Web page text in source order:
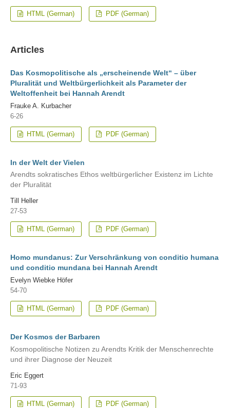
HTML (German) PDF (German)
Articles
Das Kosmopolitische als „erscheinende Welt“ – über
Pluralität und Weltbürgerlichkeit als Parameter der
Weltoffenheit bei Hannah Arendt
Frauke A. Kurbacher
6-26
HTML (German) PDF (German)
In der Welt der Vielen
Arendts sokratisches Ethos weltbürgerlicher Existenz im Lichte
der Pluralität
Till Heller
27-53
HTML (German) PDF (German)
Homo mundanus: Zur Verschränkung von conditio humana
und conditio mundana bei Hannah Arendt
Evelyn Wiebke Höfer
54-70
HTML (German) PDF (German)
Der Kosmos der Barbaren
Kosmopolitische Notizen zu Arendts Kritik der Menschenrechte
und ihrer Diagnose der Neuzeit
Eric Eggert
71-93
HTML (German) PDF (German)